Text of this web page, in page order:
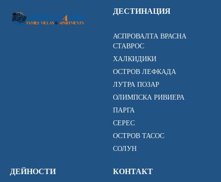
ДЕСТИНАЦИЯ
АСПРОВАЛТА ВРАСНА
СТАВРОС
ХАЛКИДИКИ
ОСТРОВ ЛЕФКАДА
ЛУТРА ПОЗАР
ОЛИМПСКА РИВИЕРА
ПАРГА
СЕРЕС
ОСТРОВ ТАСОС
СОЛУН
ДЕЙНОСТИ КОНТАКТ